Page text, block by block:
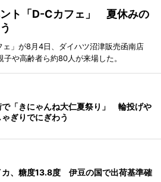
ト「D-Cカフェ」 夏休みの
」が8月4日、ダイハツ沼津販売函南店
子や高齢者ら約80人が来場した。
で「きにゃんね大仁夏祭り」 輪投げや
ぎりでにぎわう
カ、糖度13.8度 伊豆の国で出荷基準確